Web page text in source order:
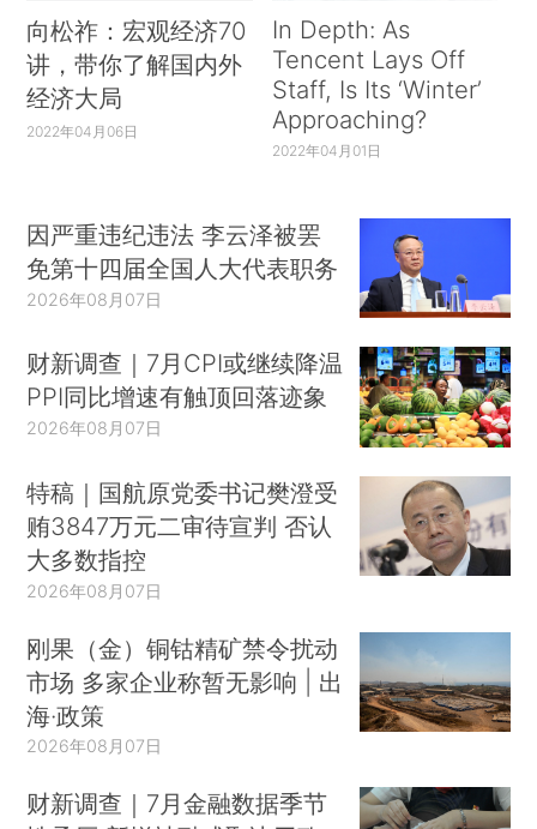
向松祚：宏观经济70
讲，带你了解国内外
经济大局
2022年04月06日
In Depth: As
Tencent Lays Off
Staff, Is Its ‘Winter’
Approaching?
2022年04月01日
因严重违纪违法 李云泽被罢
免第十四届全国人大代表职务
2026年08月07日
财新调查｜7月CPI或继续降温
PPI同比增速有触顶回落迹象
2026年08月07日
特稿｜国航原党委书记樊澄受
贿3847万元二审待宣判 否认
大多数指控
2026年08月07日
刚果（金）铜钴精矿禁令扰动
市场 多家企业称暂无影响 | 出
海·政策
2026年08月07日
财新调查｜7月金融数据季节